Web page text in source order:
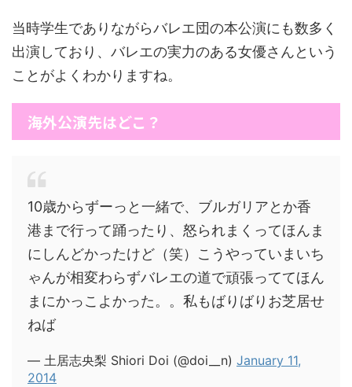
当時学生でありながらバレエ団の本公演にも数多く
出演しており、バレエの実力のある女優さんという
ことがよくわかりますね。
海外公演先はどこ？
10歳からずーっと一緒で、ブルガリアとか香
港まで行って踊ったり、怒られまくってほんま
にしんどかったけど（笑）こうやっていまいち
ゃんが相変わらずバレエの道で頑張っててほん
まにかっこよかった。。私もばりばりお芝居せ
ねば
— 土居志央梨 Shiori Doi (@doi__n) January 11,
2014